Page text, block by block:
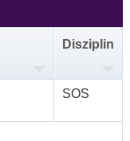
Disziplin
SOS